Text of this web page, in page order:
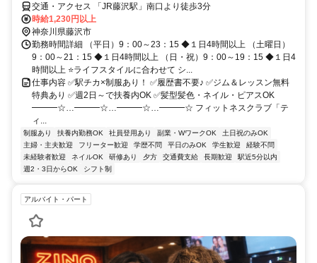
交通・アクセス 「JR藤沢駅」南口より徒歩3分
時給1,230円以上
神奈川県藤沢市
勤務時間詳細 （平日）9：00～23：15 ◆１日4時間以上 （土曜日）
9：00～21：15 ◆１日4時間以上 （日・祝）9：00～19：15 ◆１日4
時間以上 ⭐ライフスタイルに合わせて シ...
仕事内容 ✅駅チカ×制服あり！ ✅履歴書不要♪ ✅ジム＆レッスン無料
特典あり ✅週2日～で扶養内OK ✅髪型髪色・ネイル・ピアスOK
━━━☆…━━━☆…━━━☆…━━━☆ フィットネスクラブ「テ
ィ...
制服あり 扶養内勤務OK 社員登用あり 副業・WワークOK
土日祝のみOK
主婦・主夫歓迎
フリーター歓迎 学歴不問 平日のみOK 学生歓迎
経験不問
未経験者歓迎
ネイルOK 研修あり 夕方 交通費支給 長期歓迎
駅近5分以内
週2・3日からOK
シフト制
アルバイト・パート